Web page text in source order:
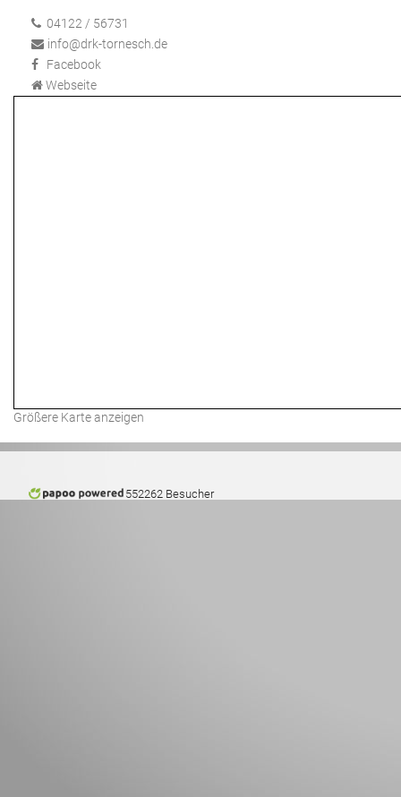
04122 / 56731
info@drk-tornesch.de
Facebook
Webseite
Größere Karte anzeigen
552262 Besucher